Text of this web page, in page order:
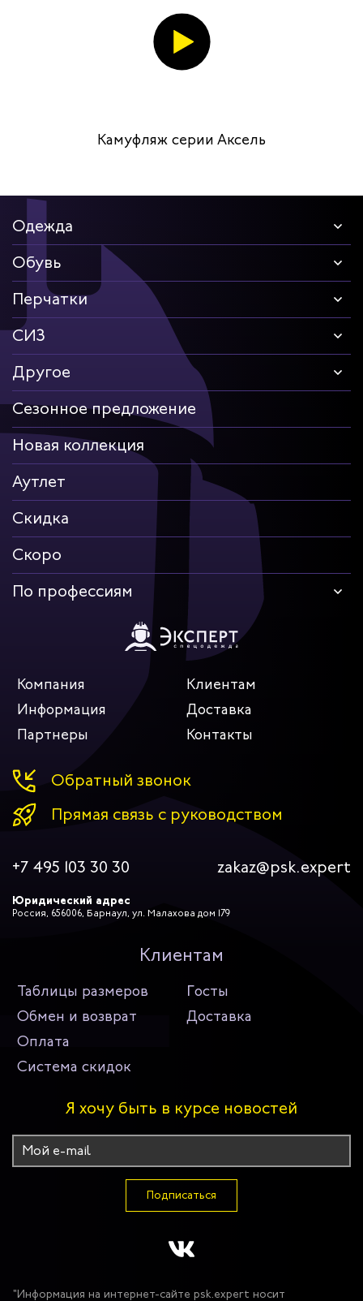
Камуфляж серии Аксель
Одежда
Обувь
Перчатки
СИЗ
Другое
Сезонное предложение
Новая коллекция
Аутлет
Скидка
Скоро
По профессиям
Компания
Клиентам
Информация
Доставка
Партнеры
Контакты
Обратный звонок
Прямая связь с руководством
+7 495 103 30 30 zakaz@psk.expert
Юридический адрес
Россия, 656006, Барнаул, ул. Малахова дом 179
Клиентам
Таблицы размеров
Госты
Обмен и возврат
Доставка
Оплата
Система скидок
Я хочу быть в курсе новостей
Подписаться
"Информация на интернет-сайте psk.expert носит